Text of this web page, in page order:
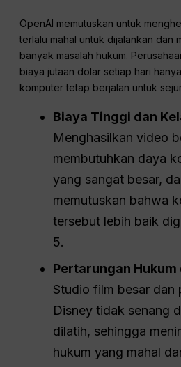
OpenAI memutuskan untuk
terlalu mahal untuk dijalankan dan
banyak masalah hukum.
biaya jutaan dolar setiap hari
komputer tetap berjalan untuk
Biaya Tinggi dan
Menghasilkan video
membutuhkan daya
yang sangat besar,
memutuskan bahwa
tersebut lebih baik
5.
Pertarungan Hukum
Studio film besar dan
Disney tidak senang
dilatih, sehingga
hukum yang mahal